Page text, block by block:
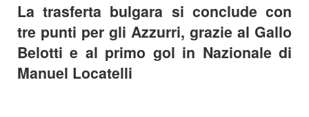
La trasferta bulgara si conclude con
tre punti per gli Azzurri, grazie al Gallo
Belotti e al primo gol in Nazionale di
Manuel Locatelli